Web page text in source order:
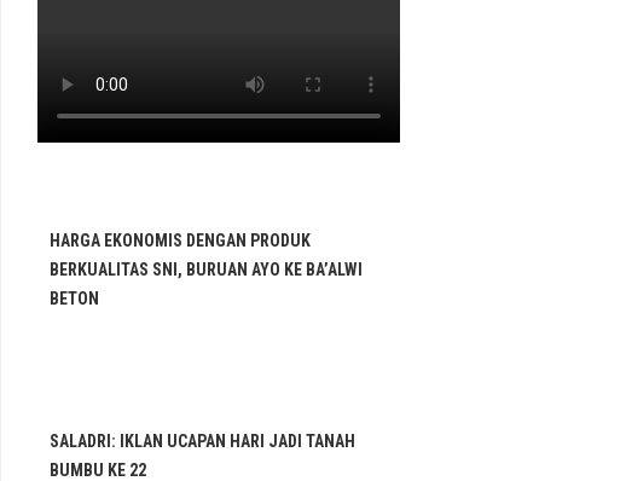
HARGA EKONOMIS DENGAN PRODUK
BERKUALITAS SNI, BURUAN AYO KE BA’ALWI
BETON
SALADRI: IKLAN UCAPAN HARI JADI TANAH
BUMBU KE 22